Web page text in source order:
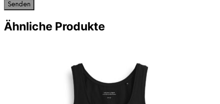
Ähnliche Produkte